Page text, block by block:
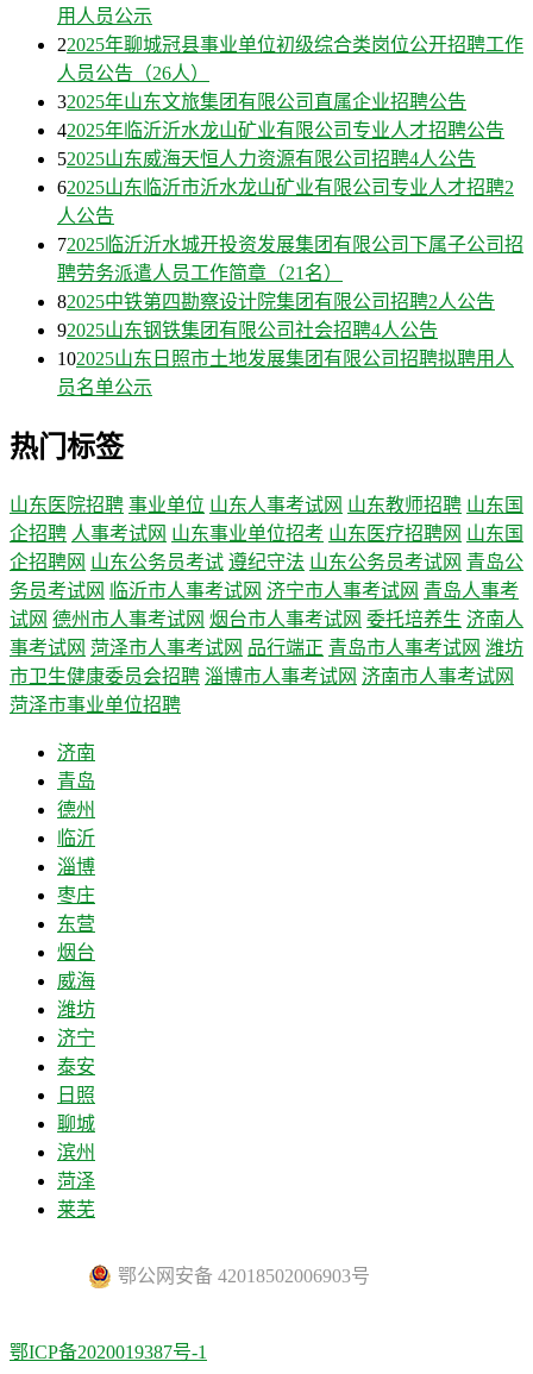
用人员公示
22025年聊城冠县事业单位初级综合类岗位公开招聘工作
人员公告（26人）
32025年山东文旅集团有限公司直属企业招聘公告
42025年临沂沂水龙山矿业有限公司专业人才招聘公告
52025山东威海天恒人力资源有限公司招聘4人公告
62025山东临沂市沂水龙山矿业有限公司专业人才招聘2
人公告
72025临沂沂水城开投资发展集团有限公司下属子公司招
聘劳务派遣人员工作简章（21名）
82025中铁第四勘察设计院集团有限公司招聘2人公告
92025山东钢铁集团有限公司社会招聘4人公告
102025山东日照市土地发展集团有限公司招聘拟聘用人
员名单公示
热门标签
山东医院招聘 事业单位 山东人事考试网 山东教师招聘 山东国
企招聘 人事考试网 山东事业单位招考 山东医疗招聘网 山东国
企招聘网 山东公务员考试 遵纪守法 山东公务员考试网 青岛公
务员考试网
临沂市人事考试网 济宁市人事考试网 青岛人事考
试网 德州市人事考试网 烟台市人事考试网 委托培养生 济南人
事考试网 菏泽市人事考试网 品行端正 青岛市人事考试网 潍坊
市卫生健康委员会招聘 淄博市人事考试网 济南市人事考试网
菏泽市事业单位招聘
济南
青岛
德州
临沂
淄博
枣庄
东营
烟台
威海
潍坊
济宁
泰安
日照
聊城
滨州
菏泽
莱芜
鄂公网安备 42018502006903号
鄂ICP备2020019387号-1